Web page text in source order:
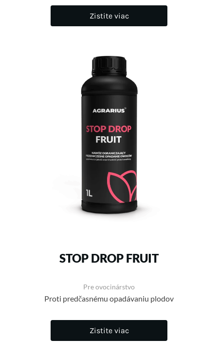
Zistite viac
STOP DROP FRUIT
Pre ovocinárstvo
Proti predčasnému opadávaniu plodov
Zistite viac